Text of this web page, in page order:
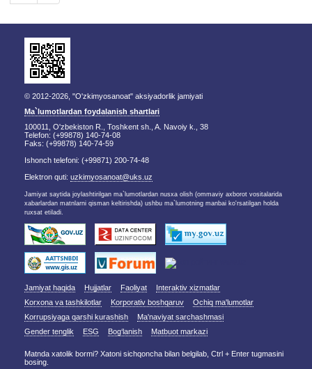
© 2012-2026, "O'zkimyosanoat" aksiyadorlik jamiyati
Ma`lumotlardan foydalanish shartlari
100011, O'zbekiston R., Toshkent sh., A. Navoiy k., 38
Telefon: (+99878) 140-74-08
Faks: (+99878) 140-74-59
Ishonch telefoni: (+99871) 200-74-48
Elektron quti: uzkimyosanoat@uks.uz
Jamiyat saytida joylashtirilgan ma`lumotlardan nusxa olish (ommaviy axborot vositalarida
xabarlardan matnlarni qisman keltirishda) ushbu ma`lumotning manbai ko'rsatilgan holda
ruxsat etiladi.
Jamiyat haqida Hujjatlar Faoliyat
Interaktiv xizmatlar
Korxona va tashkilotlar
Korporativ boshqaruv
Ochiq ma'lumotlar
Korrupsiyaga qarshi kurashish
Ma'naviyat sarchashmasi
Gender tenglik
ESG Bog‘lanish Matbuot markazi
Matnda xatolik bormi? Xatoni sichqoncha bilan belgilab, Ctrl + Enter tugmasini
bosing.